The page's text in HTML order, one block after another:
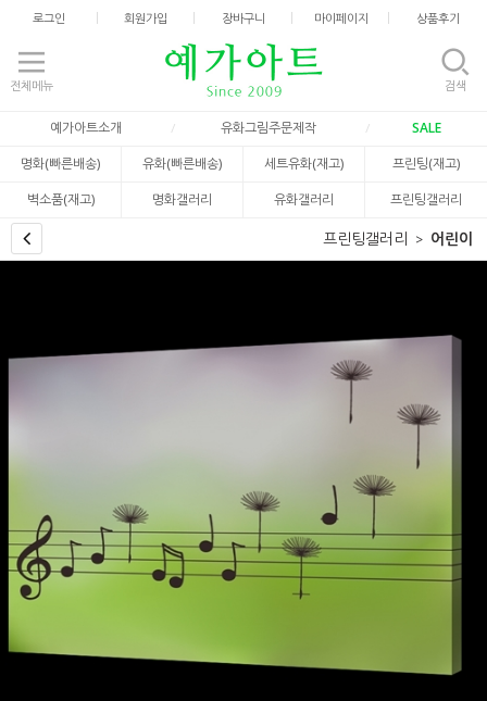
로그인 회원가입 장바구니 마이페이지 상품후기
전체메뉴 검색
예가아트소개 유화그림주문제작
SALE
명화(빠른배송)
유화(빠른배송) 세트유화(재고)
프린팅(재고)
벽소품(재고)
명화갤러리 유화갤러리 프린팅갤러리
프린팅갤러리 어린이